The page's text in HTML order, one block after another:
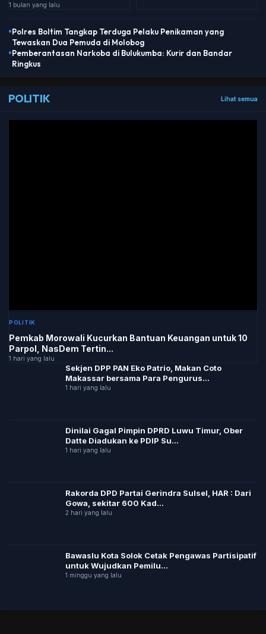
1 bulan yang lalu
•Polres Boltim Tangkap Terduga Pelaku Penikaman yang
Tewaskan Dua Pemuda di Molobog
•Pemberantasan Narkoba di Bulukumba: Kurir dan Bandar
Ringkus
POLITIK Lihat semua
POLITIK
Pemkab Morowali Kucurkan Bantuan Keuangan untuk 10
Parpol, NasDem Tertin...
1 hari yang lalu
Sekjen DPP PAN Eko Patrio, Makan Coto
Makassar bersama Para Pengurus...
1 hari yang lalu
Dinilai Gagal Pimpin DPRD Luwu Timur, Ober
Datte Diadukan ke PDIP Su...
1 hari yang lalu
Rakorda DPD Partai Gerindra Sulsel, HAR : Dari
Gowa, sekitar 600 Kad...
2 hari yang lalu
Bawaslu Kota Solok Cetak Pengawas Partisipatif
untuk Wujudkan Pemilu...
1 minggu yang lalu